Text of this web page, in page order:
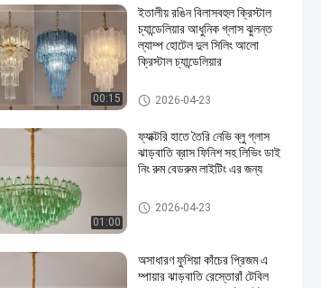
00:15
ইতালীয় রঙিন বিলাসবহুল ক্রিস্টাল
চ্যান্ডেলিয়ার আধুনিক গ্লাস ঝুলন্ত
ল্যাম্প হোটেল দুল সিলিং আলো
ক্রিস্টাল চ্যান্ডেলিয়ার
আধুনিক দুল আলো
2026-04-23
01:00
ফ্যাক্টরি হাতে তৈরি নেভি ব্লু গ্লাস
ঝাড়বাতি ব্রাস ফিনিশ সহ লিভিং ডাই
নিং রুম বেডরুম লাইটিং এর জন্য
আধুনিক দুল আলো
2026-04-23
অসাধারণ ফুশিয়া কাঁচের প্রিজম এ
ম্পায়ার ঝাড়বাতি রেস্তোরাঁ টেবিল